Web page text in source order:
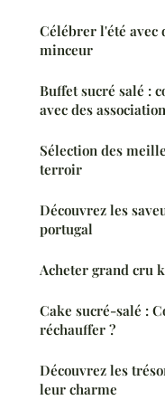
Célébrer l'été avec
minceur
Buffet sucré salé :
avec des
Sélection des
terroir
Découvrez les
portugal
Acheter grand cru
Cake sucré-salé :
réchauffer ?
Découvrez les
leur charme